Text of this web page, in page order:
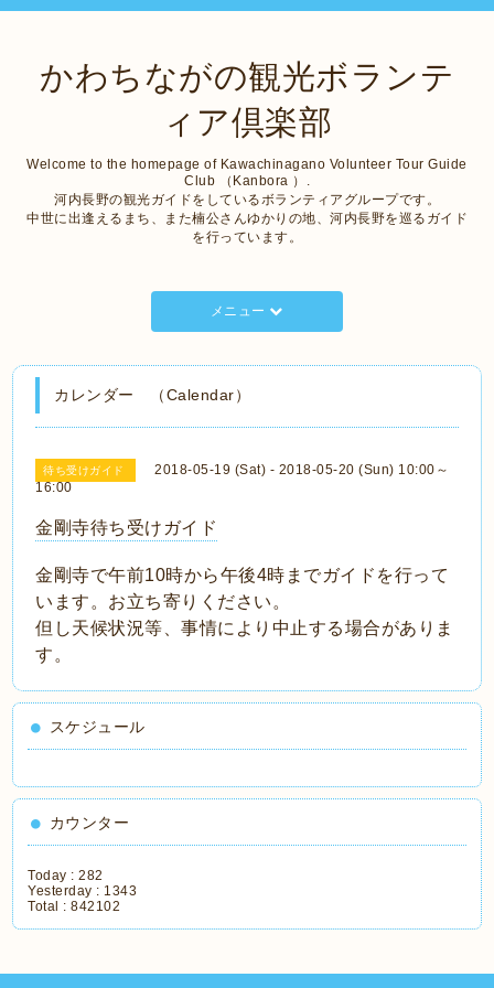
かわちながの観光ボランテ
ィア倶楽部
Welcome to the homepage of Kawachinagano Volunteer Tour Guide
Club （Kanbora ）.
河内長野の観光ガイドをしているボランティアグループです。
中世に出逢えるまち、また楠公さんゆかりの地、河内長野を巡るガイド
を行っています。
メニュー
カレンダー （Calendar）
待ち受けガイド
2018-05-19 (Sat) - 2018-05-20 (Sun) 10:00～
16:00
金剛寺待ち受けガイド
金剛寺で午前10時から午後4時までガイドを行って
います。お立ち寄りください。
但し天候状況等、事情により中止する場合がありま
す。
スケジュール
カウンター
Today :282
Yesterday : 1343
Total :842102